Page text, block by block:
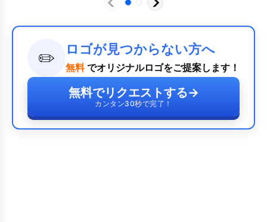
✏️ ロゴが見つからない方へ
無料 でオリジナルロゴをご提案します！
無料でリクエストする→
カンタン30秒で完了！